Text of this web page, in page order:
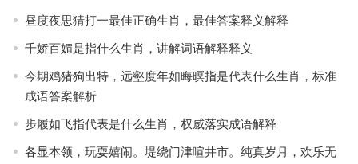
昼度夜思猜打一最佳正确生肖，最佳答案释义解释
千娇百媚是指什么生肖，讲解词语解释释义
今期鸡猪狗出特，远壑度年如晦暝指是代表什么生肖，标准
成语答案解析
步履如飞指代表是什么生肖，权威落实成语解释
各显本领，玩耍嬉闹。堤绕门津喧井市。纯真岁月，欢乐无